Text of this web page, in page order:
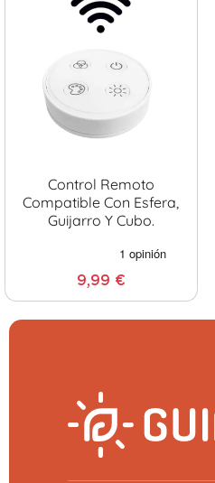
Control Remoto
Compatible Con Esfera,
Guijarro Y Cubo.
9,99 €